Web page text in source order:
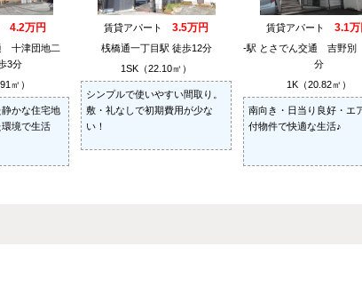
4.2万円
十津団地二
3分
㎡）
かな住宅地
境で生活
賃貸アパート 3.5万円
桟橋通一丁目駅 徒歩12分
1SK（22.10㎡）
シンプルで使いやすい間取り。
敷・礼なしで初期費用が少な
い！
賃貸アパート 3.1万
-駅 とさでん交通 吉野
分
1K（20.82㎡）
南向き・日当り良好・エ
付物件で快適な生活♪